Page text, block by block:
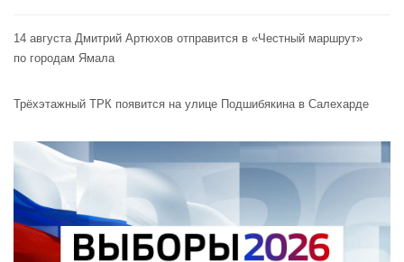
14 августа Дмитрий Артюхов отправится в «Честный маршрут»
по городам Ямала
Трёхэтажный ТРК появится на улице Подшибякина в Салехарде